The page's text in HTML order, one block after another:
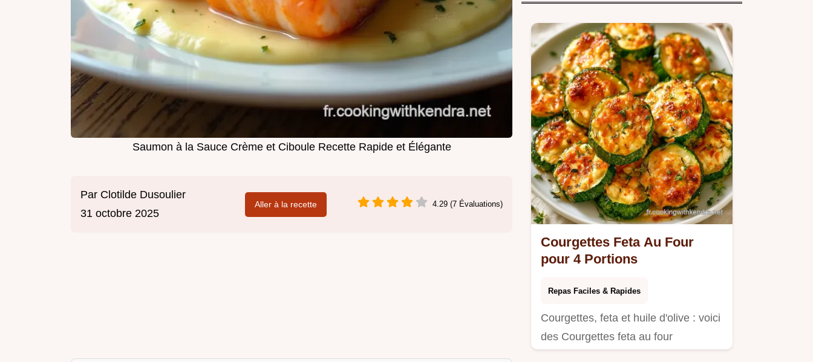
Saumon à la Sauce Crème et Ciboule Recette Rapide et Élégante
Par Clotilde Dusoulier
31 octobre 2025
Aller à la recette 4.29 (7 Évaluations)
Courgettes Feta Au Four
pour 4 Portions
Repas Faciles & Rapides
Courgettes, feta et huile d'olive : voici
des Courgettes feta au four